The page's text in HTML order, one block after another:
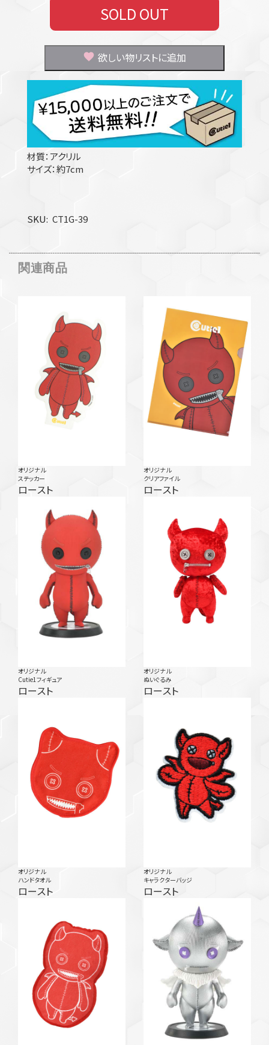
SOLD OUT
欲しい物リストに追加
材質：アクリル
サイズ：約7cm
SKU CT1G-39
関連商品
オリジナル
ステッカー
ロースト
オリジナル
クリアファイル
ロースト
オリジナル
Cutie1フィギュア
ロースト
オリジナル
ぬいぐるみ
ロースト
オリジナル
ハンドタオル
ロースト
オリジナル
キャラクターバッジ
ロースト